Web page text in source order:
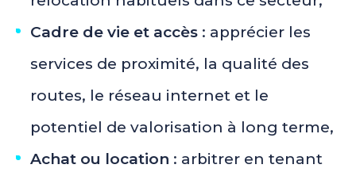
Cadre de vie et accès : apprécier les
services de proximité, la qualité des
routes, le réseau internet et le
potentiel de valorisation à long terme,
Achat ou location : arbitrer en tenant